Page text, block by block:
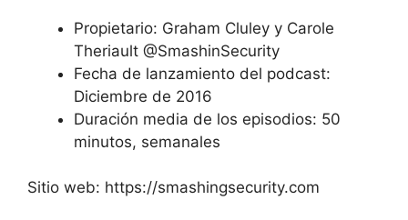
Propietario: Graham Cluley y Carole
Theriault @SmashinSecurity
Fecha de lanzamiento del podcast:
Diciembre de 2016
Duración media de los episodios: 50
minutos, semanales
Sitio web: https://smashingsecurity.com